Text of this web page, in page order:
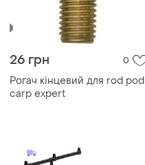
26 грн 0
Рогач кінцевий для rod pod
carp expert